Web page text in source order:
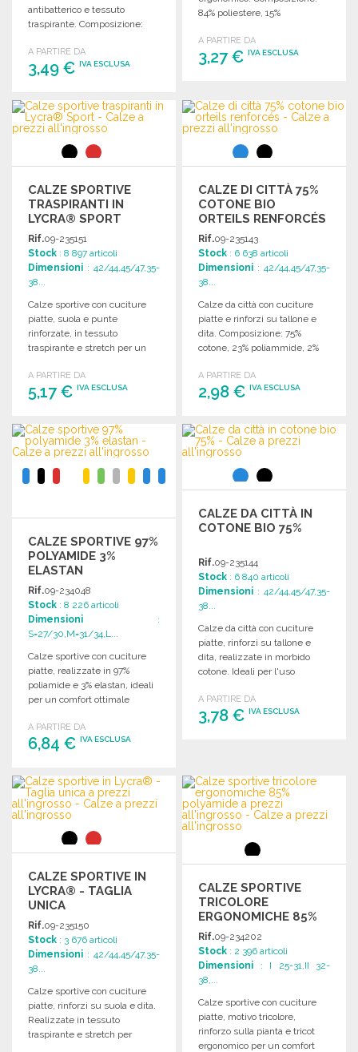
antibatterico e tessuto
traspirante. Composizione:
17% poliammide, 3% elastan.
A PARTIRE DA
3,49 € IVA ESCLUSA
ORDINARE
Richiedi un preventivo
84% poliestere, 15%
A PARTIRE DA
3,27 €IVA ESCLUSA
Richiedi un preventivo
CALZE SPORTIVE
TRASPIRANTI IN
LYCRA® SPORT
Rif.09-235151
Stock : 8 897 articoli
Dimensioni : 42/44,45/47,35-
38...
Calze sportive con cuciture
piatte, suola e punte
rinforzate, in tessuto
traspirante e stretch per un
A PARTIRE DA
5,17 € IVA ESCLUSA
ORDINARE
Richiedi un preventivo
CALZE DI CITTÀ 75%
COTONE BIO
ORTEILS RENFORCÉS
Rif.09-235143
Stock : 6 638 articoli
Dimensioni : 42/44,45/47,35-
38...
Calze da città con cuciture
piatte e rinforzi su tallone e
dita. Composizione: 75%
cotone, 23% poliammide, 2%
A PARTIRE DA
2,98 €IVA ESCLUSA
ORDINARE
Richiedi un preventivo
CALZE SPORTIVE 97%
POLYAMIDE 3%
ELASTAN
Rif.09-234048
Stock : 8 226 articoli
Dimensioni :
S=27/30,M=31/34,L...
Calze sportive con cuciture
piatte, realizzate in 97%
poliamide e 3% elastan, ideali
per un comfort ottimale
A PARTIRE DA
6,84 € IVA ESCLUSA
ORDINARE
Richiedi un preventivo
CALZE DA CITTÀ IN
COTONE BIO 75%
Rif.09-235144
Stock : 6 840 articoli
Dimensioni : 42/44,45/47,35-
38...
Calze da città con cuciture
piatte, rinforzi su tallone e
dita, realizzate in morbido
cotone. Ideali per l'uso
A PARTIRE DA
3,78 €IVA ESCLUSA
Richiedi un preventivo
CALZE SPORTIVE IN
LYCRA® - TAGLIA
UNICA
Rif.09-235150
Stock : 3 676 articoli
Dimensioni : 42/44,45/47,35-
38...
Calze sportive con cuciture
piatte, rinforzi su suola e dita.
Realizzate in tessuto
traspirante e stretch per
CALZE SPORTIVE
TRICOLORE
ERGONOMICHE 85%
POLYAMIDE
Rif.09-234202
Stock : 2 396 articoli
Dimensioni : I 25-31,II 32-
38,...
Calze sportive con cuciture
piatte, motivo tricolore,
rinforzo sulla pianta e tricot
ergonomico per un comfort